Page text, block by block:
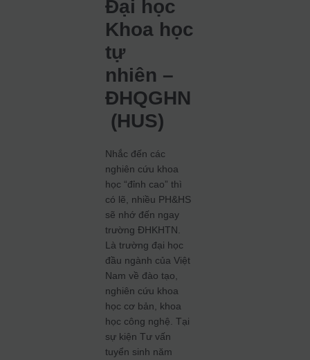
Đại học
Khoa học
tự
nhiên –
ĐHQGHN
(HUS)
Nhắc đến các
nghiên cứu khoa
học “đỉnh cao” thì
có lẽ, nhiều PH&HS
sẽ nhớ đến ngay
trường ĐHKHTN.
Là trường đại học
đầu ngành của Việt
Nam về đào tạo,
nghiên cứu khoa
học cơ bản, khoa
học công nghệ. Tại
sự kiện Tư vấn
tuyển sinh năm